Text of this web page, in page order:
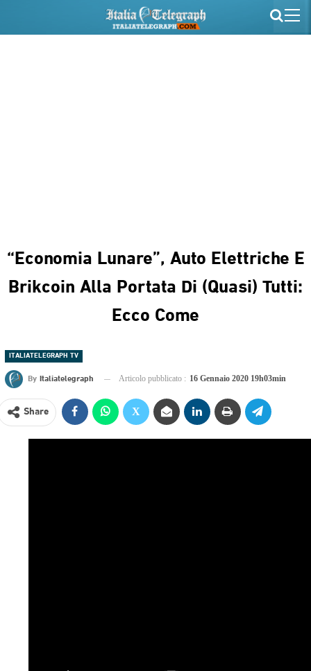
“Economia Lunare”, Auto Elettriche E
Brikcoin Alla Portata Di (quasi) Tutti:
Ecco Come
ITALIATELEGRAPH TV
By Italiatelegraph Articolo pubblicato : 16 Gennaio 2020 19h03min
Share